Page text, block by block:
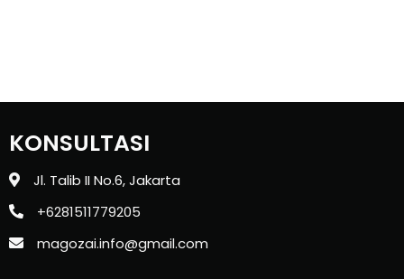
KONSULTASI
Jl. Talib II No.6, Jakarta
+6281511779205
magozai.info@gmail.com